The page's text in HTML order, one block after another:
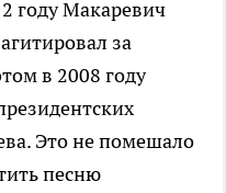
году Макаревич
за
в 2008 году
Это не помешало
песню